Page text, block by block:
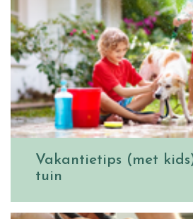
Vakantietips (met
tuin